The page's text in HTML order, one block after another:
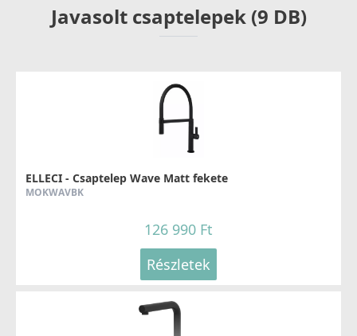
Javasolt csaptelepek (9 DB)
ELLECI - Csaptelep Wave Matt fekete
MOKWAVBK
126 990 Ft
Részletek